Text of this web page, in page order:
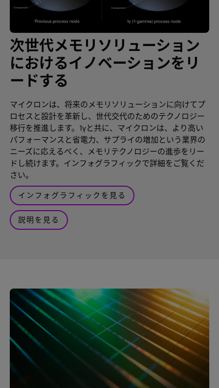
次世代メモリソリューション
におけるイノベーションをリ
ードする
マイクロンは、将来のメモリソリューションに向けてプ
ロセスと設計を革新し、世代交代のためのテクノロジー
移行を推進します。1γと共に、マイクロンは、より高い
パフォーマンスと省電力、サプライの増加という業界の
ニーズに応えるべく、メモリテクノロジーの進歩をリー
ドし続けます。インフォグラフィックで詳細をご覧くだ
さい。
インフォグラフィックを見る
説明を見る